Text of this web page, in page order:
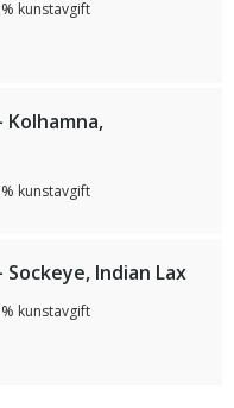
kunstavgift
Kolhamna,
kunstavgift
Indian Lax
kunstavgift